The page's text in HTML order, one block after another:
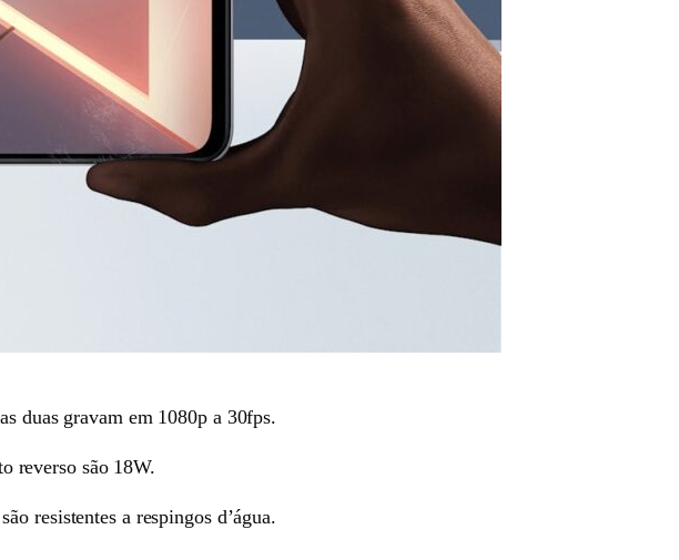
duas gravam em 1080p a 30fps.
reverso são 18W.
resistentes a respingos d’água.